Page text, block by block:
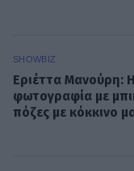
SHOWBIZ
Εριέττα Μανούρη:
φωτογραφία με
πόζες με κόκκινο